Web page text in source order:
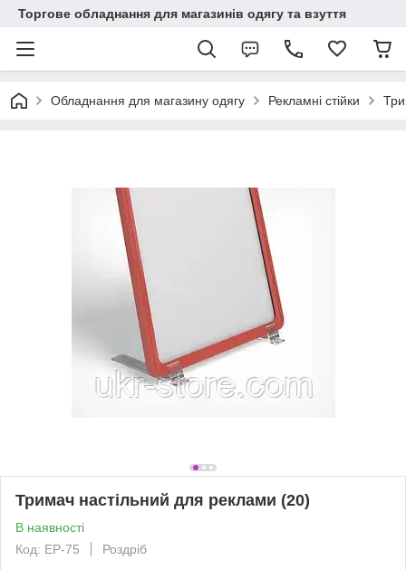
Торгове обладнання для магазинів одягу та взуття
Обладнання для магазину одягу Рекламні стійки
Тримач настільний для реклами (20)
В наявності
Код: ЕР-75
Роздріб